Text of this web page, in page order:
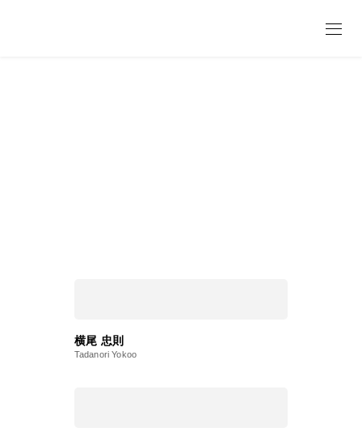
Gallery New Edition
横尾 忠則
Tadanori Yokoo